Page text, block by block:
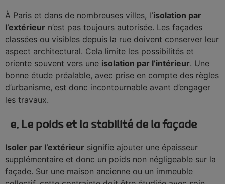
À Paris et dans de nombreuses villes, l’isolation par
l’extérieur n’est pas toujours autorisée. Les façades
classées ou visibles depuis la rue doivent conserver leur
aspect architectural. Cela limite les possibilités et
oriente souvent vers une isolation par l’intérieur. Une
bonne étude préalable, avec prise en compte des règles
d’urbanisme, est donc incontournable avant d’engager
les travaux.
e. Le poids et la stabilité de la façade
Isoler par l’extérieur signifie ajouter une épaisseur
supplémentaire et donc un poids non négligeable sur la
façade. Sur une maison ancienne ou un immeuble